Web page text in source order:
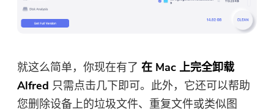
就这么简单，你现在有了在 Mac 上完全卸载
Alfred 只需点击几下即可。此外，它还可以帮助
您删除设备上的垃圾文件、重复文件或类似图
下载链接和优惠券代码已发送至您的
电子邮件 user@email.com。 您也可
以点击按钮直接购买软件。